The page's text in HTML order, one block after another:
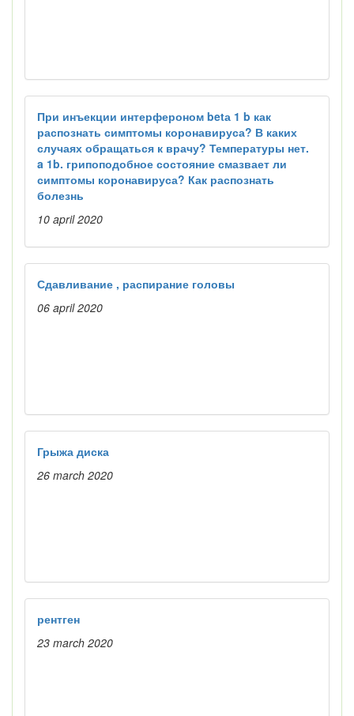
При инъекции интерфероном betа 1 b как
распознать симптомы коронавируса? В каких
случаях обращаться к врачу? Температуры нет.
a 1b. грипоподобное состояние смазвает ли
симптомы коронавируса? Как распознать
болезнь
10 april 2020
Сдавливание , распирание головы
06 april 2020
Грыжа диска
26 march 2020
рентген
23 march 2020